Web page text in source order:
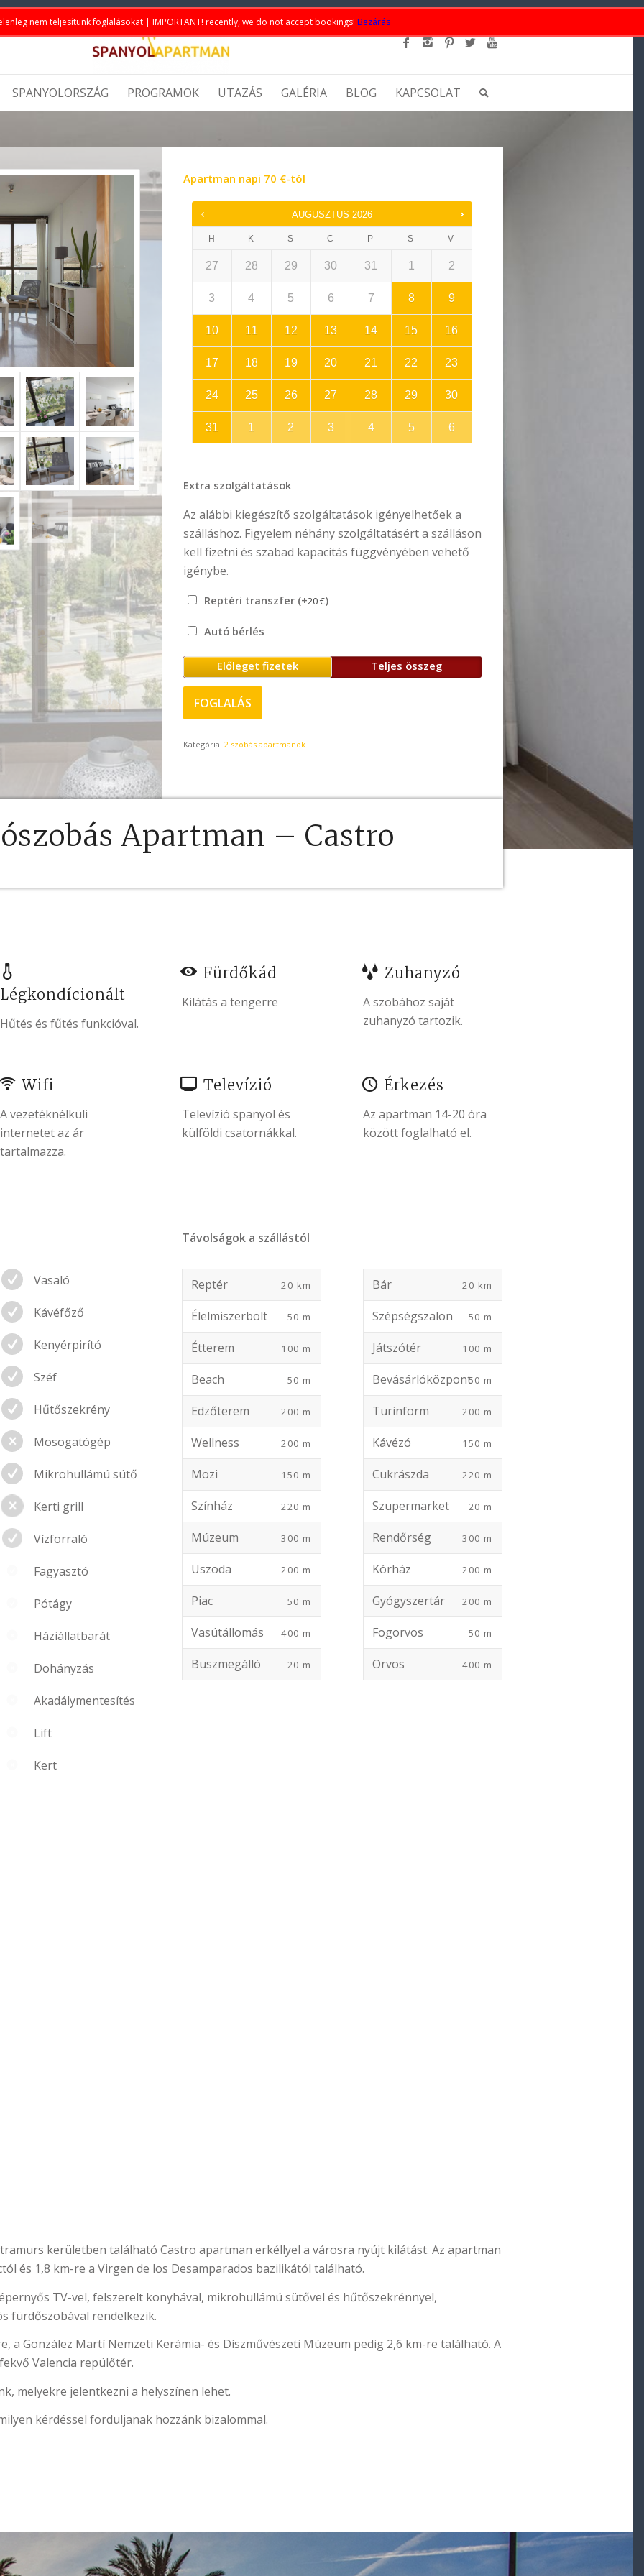
nem teljesítünk foglalásokat | IMPORTANT! recently, we do not accept bookings! Bezárás
SPANYOLORSZÁG PROGRAMOK UTAZÁS GALÉRIA BLOG KAPCSOLAT
Apartman napi 70 €-tól
AUGUSZTUS 2026
H K S C P S V
27 28 29 30 31 1 2
3 4 5 6 7 8 9
10 11 12 13 14 15 16
17 18 19 20 21 22 23
24 25 26 27 28 29 30
31 1 2 3 4 5 6
Extra szolgáltatások
Az alábbi kiegészítő szolgáltatások igényelhetőek a
szálláshoz. Figyelem néhány szolgáltatásért a szálláson
kell fizetni és szabad kapacitás függvényében vehető
igénybe.
Reptéri transzfer (+20€)
Autó bérlés
Előleget fizetek Teljes összeg
FOGLALÁS
Kategória: 2 szobás apartmanok
Apartman – Castro
Légkondícionált
Hűtés és fűtés funkcióval.
Fürdőkád
Kilátás a tengerre
Zuhanyzó
A szobához saját
zuhanyzó tartozik.
Wifi
A vezetéknélküli
internetet az ár
tartalmazza.
Televízió
Televízió spanyol és
külföldi csatornákkal.
Érkezés
Az apartman 14-20 óra
között foglalható el.
Vasaló
Kávéfőző
Kenyérpirító
Széf
Hűtőszekrény
Mosogatógép
Mikrohullámú sütő
Kerti grill
Vízforraló
Fagyasztó
Pótágy
Háziállatbarát
Dohányzás
Akadálymentesítés
Lift
Kert
Távolságok a szállástól
Reptér 20 km
Élelmiszerbolt 50 m
Étterem 100 m
Beach 50 m
Edzőterem 200 m
Wellness 200 m
Mozi 150 m
Színház 220 m
Múzeum 300 m
Uszoda 200 m
Piac 50 m
Vasútállomás 400 m
Buszmegálló 20 m
Bár 20 km
Szépségszalon 50 m
Játszótér 100 m
Bevásárlóközpont50 m
Turinform 200 m
Kávézó 150 m
Cukrászda 220 m
Szupermarket 20 m
Rendőrség 300 m
Kórház 200 m
Gyógyszertár 200 m
Fogorvos 50 m
Orvos 400 m
kerületben található Castro apartman erkéllyel a városra nyújt kilátást. Az apartman
és 1,8 km-re a Virgen de los Desamparados bazilikától található.
TV-vel, felszerelt konyhával, mikrohullámú sütővel és hűtőszekrénnyel,
fürdőszobával rendelkezik.
a González Martí Nemzeti Kerámia- és Díszművészeti Múzeum pedig 2,6 km-re található. A
Valencia repülőtér.
melyekre jelentkezni a helyszínen lehet.
kérdéssel forduljanak hozzánk bizalommal.